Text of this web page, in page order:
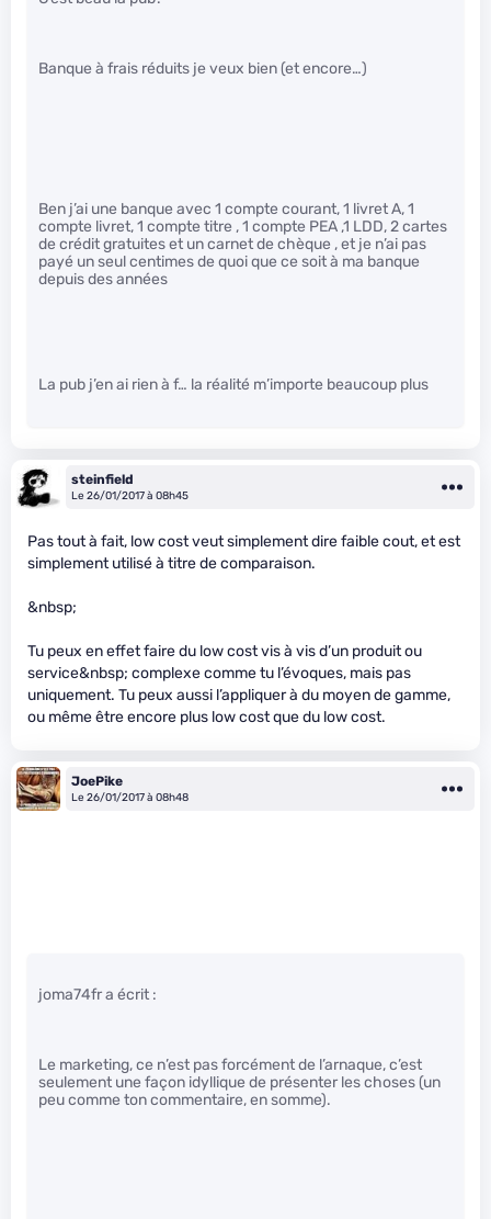
Banque à frais réduits je veux bien (et encore…)
Ben j’ai une banque avec 1 compte courant, 1 livret A, 1
compte livret, 1 compte titre , 1 compte PEA ,1 LDD, 2 cartes
de crédit gratuites et un carnet de chèque , et je n’ai pas
payé un seul centimes de quoi que ce soit à ma banque
depuis des années
La pub j’en ai rien à f… la réalité m’importe beaucoup plus
steinfield
Le 26/01/2017 à 08h45
Pas tout à fait, low cost veut simplement dire faible cout, et est
simplement utilisé à titre de comparaison.
&nbsp;
Tu peux en effet faire du low cost vis à vis d’un produit ou
service&nbsp; complexe comme tu l’évoques, mais pas
uniquement. Tu peux aussi l’appliquer à du moyen de gamme,
ou même être encore plus low cost que du low cost.
JoePike
Le 26/01/2017 à 08h48
joma74fr a écrit :
Le marketing, ce n’est pas forcément de l’arnaque, c’est
seulement une façon idyllique de présenter les choses (un
peu comme ton commentaire, en somme).